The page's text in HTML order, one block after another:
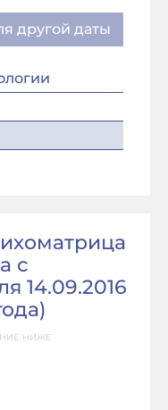
другой даты
с
14.09.2016
НИЖЕ